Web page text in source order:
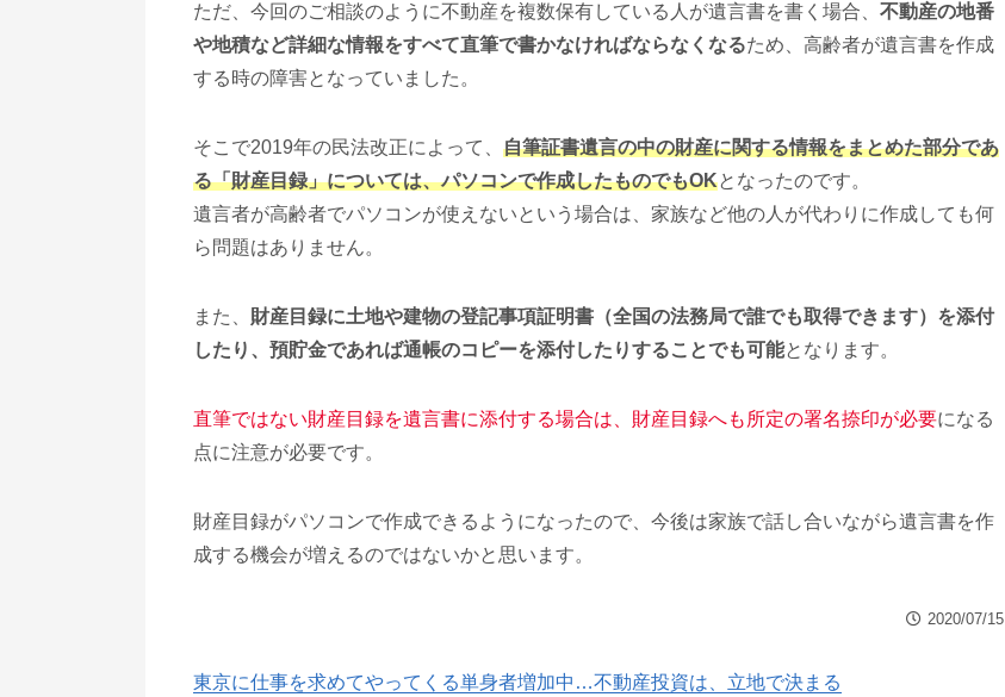
ただ、今回のご相談のように不動産を複数保有している人が遺言書を書く場合、 不動産の地番
や地積など詳細な情報をすべて直筆で書かなければならなくなるため、高齢者が遺言書を作成
する時の障害となっていました。
そこで2019年の民法改正によって、 自筆証書遺言の中の財産に関する情報をまとめた部分であ
る「財産目録」については、パソコンで作成したものでもOKとなったのです。
遺言者が高齢者でパソコンが使えないという場合は、家族など他の人が代わりに作成しても何
ら問題はありません。
また、 財産目録に土地や建物の登記事項証明書（全国の法務局で誰でも取得できます）を添付
したり、預貯金であれば通帳のコピーを添付したりすることでも可能となります。
直筆ではない財産目録を遺言書に添付する場合は、財産目録へも所定の署名捺印が必要になる
点に注意が必要です。
財産目録がパソコンで作成できるようになったので、今後は家族で話し合いながら遺言書を作
成する機会が増えるのではないかと思います。
2020/07/15
東京に仕事を求めてやってくる単身者増加中…不動産投資は、立地で決まる